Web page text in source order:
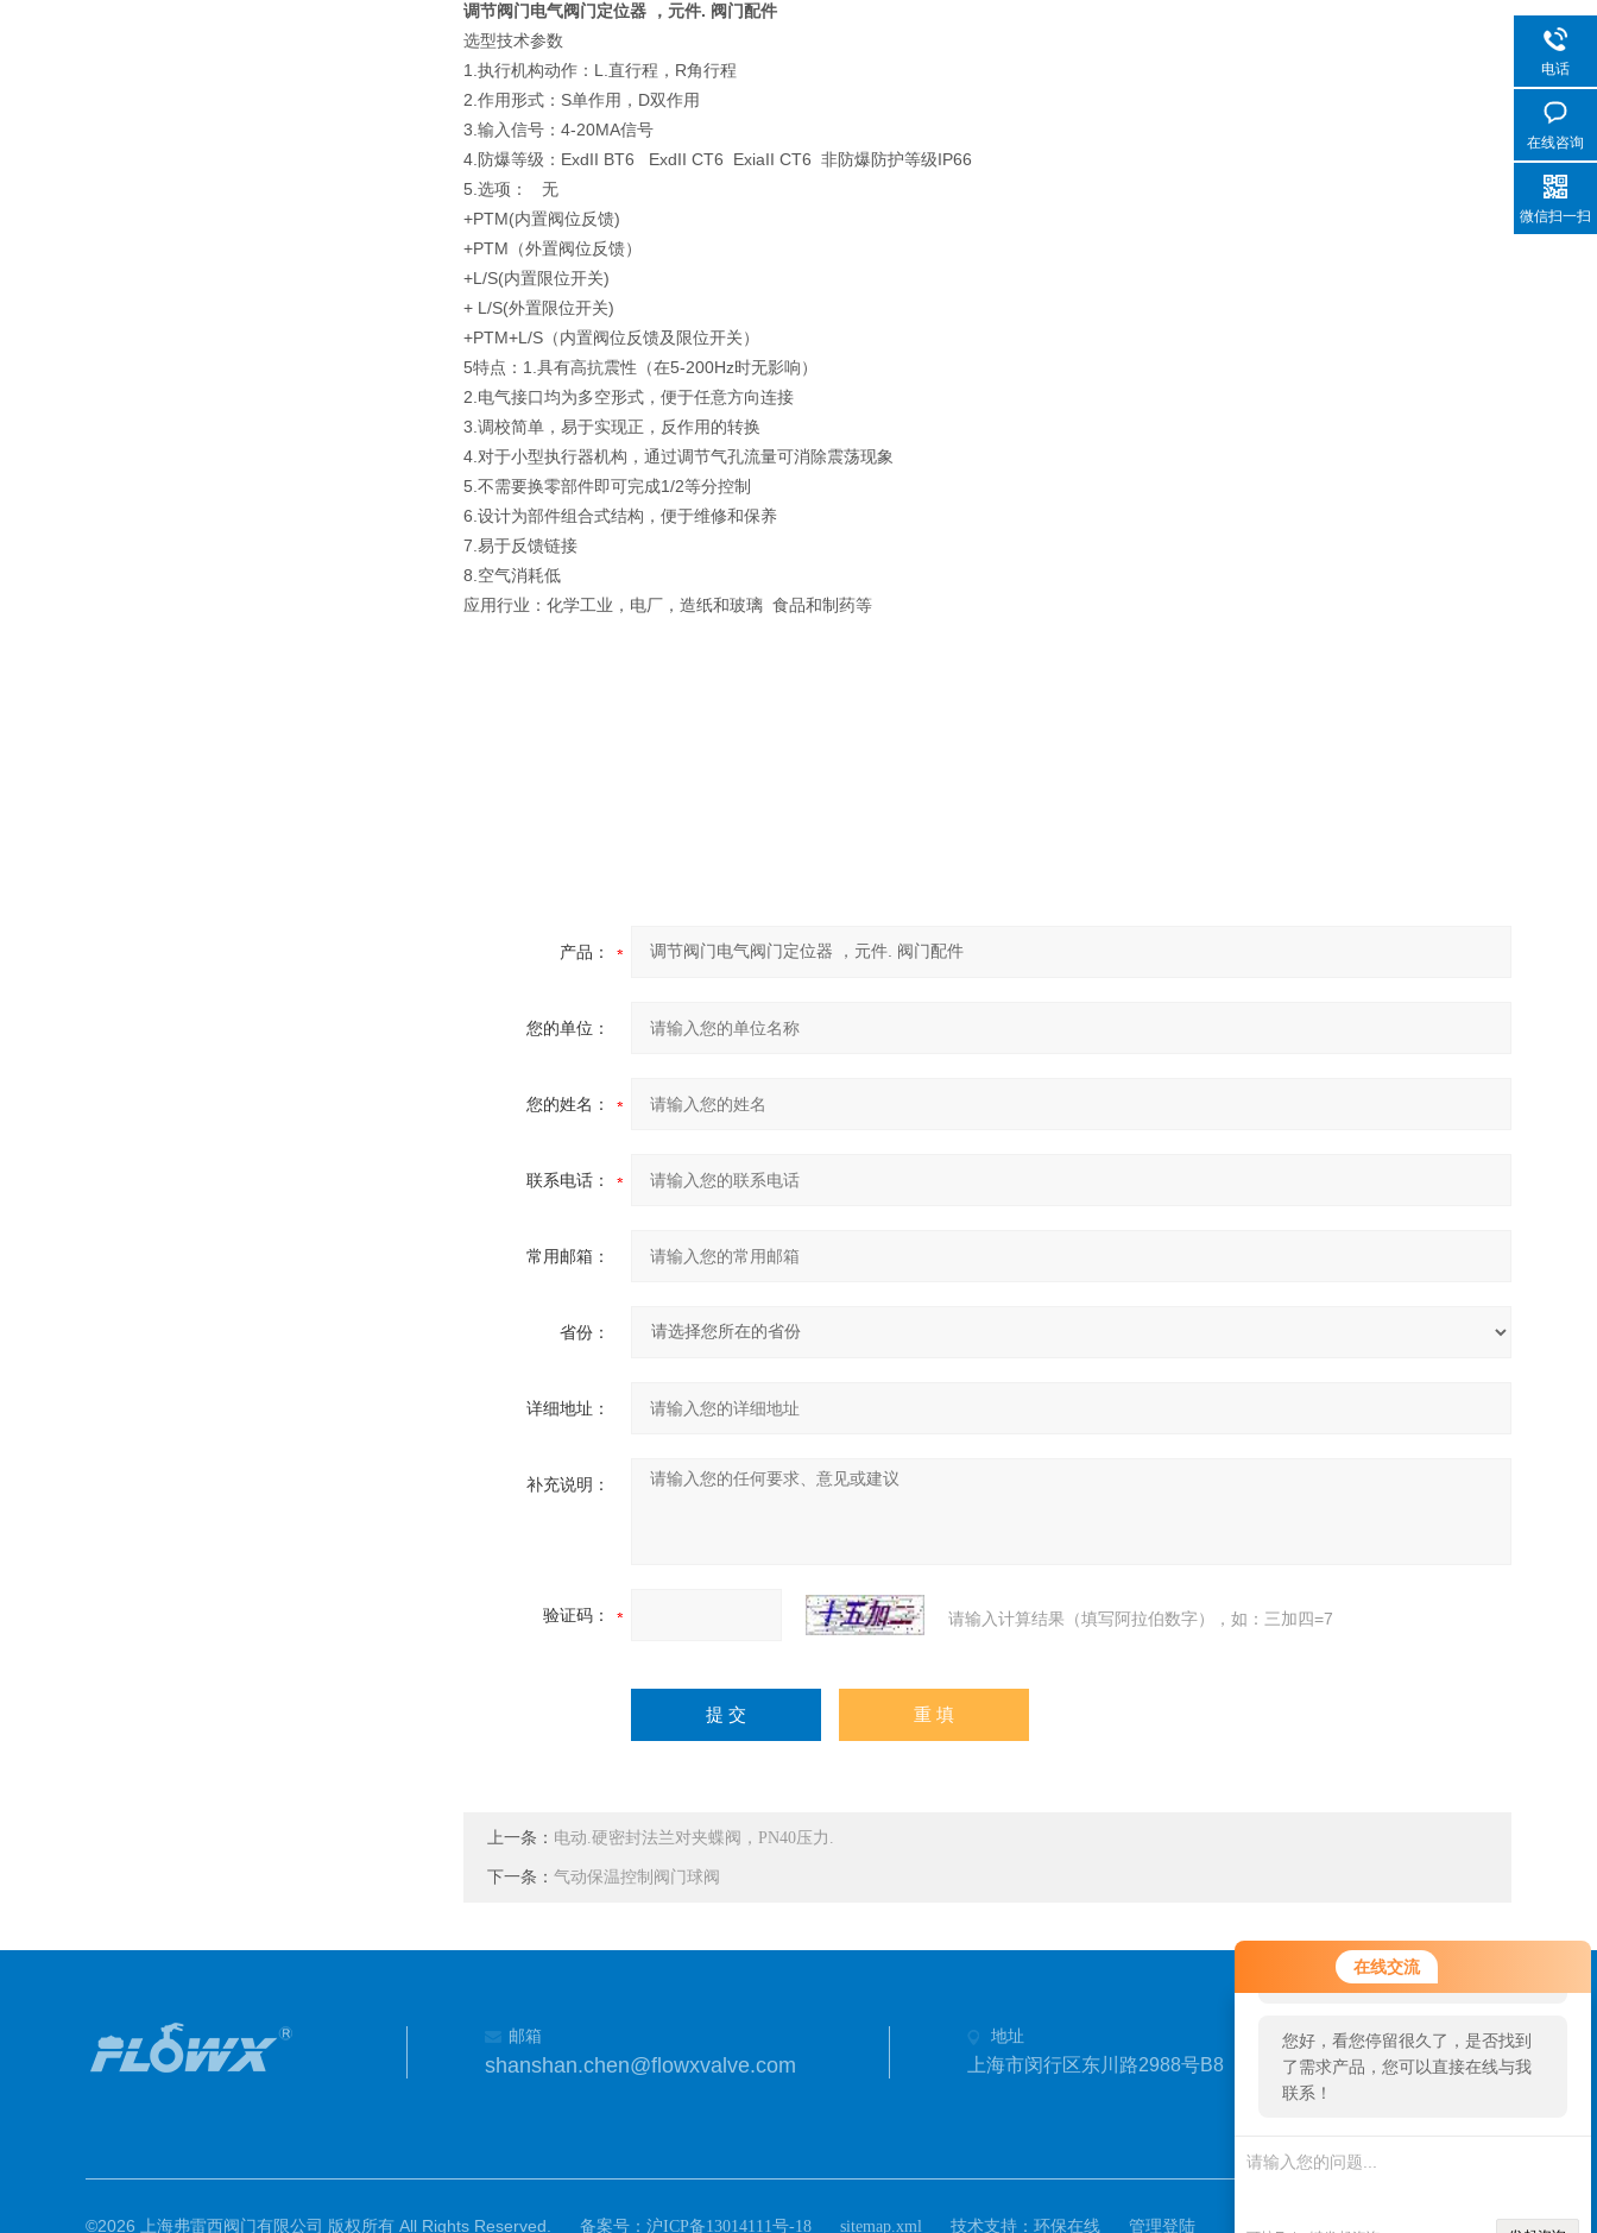
在线交流
您好！欢迎前来咨询，很高兴为您
服务，请问您要咨询什么问题呢？
您好，看您停留很久了，是否找到
了需求产品，您可以直接在线与我
联系！
调节阀门电气阀门定位器 ，元件. 阀门配件
选型技术参数
1.执行机构动作：L.直行程，R角行程
2.作用形式：S单作用，D双作用
3.输入信号：4-20MA信号
4.防爆等级：ExdII BT6   ExdII CT6  ExiaII CT6  非防爆防护等级IP66
5.选项：   无
+PTM(内置阀位反馈)
+PTM（外置阀位反馈）
+L/S(内置限位开关)
+ L/S(外置限位开关)
+PTM+L/S（内置阀位反馈及限位开关）
5特点：1.具有高抗震性（在5-200Hz时无影响）
2.电气接口均为多空形式，便于任意方向连接
3.调校简单，易于实现正，反作用的转换
4.对于小型执行器机构，通过调节气孔流量可消除震荡现象
5.不需要换零部件即可完成1/2等分控制
6.设计为部件组合式结构，便于维修和保养
7.易于反馈链接
8.空气消耗低
应用行业：化学工业，电厂，造纸和玻璃  食品和制药等
产品：
您的单位：
您的姓名：
联系电话：
常用邮箱：
省份：
详细地址：
补充说明：
验证码： 请输入计算结果（填写阿拉伯数字），如：三加四=7
上一条： 电动.硬密封法兰对夹蝶阀，PN40压力.
下一条： 气动保温控制阀门球阀
邮箱
shanshan.chen@flowxvalve.com
地址
上海市闵行区东川路2988号B8
©2026 上海弗雷西阀门有限公司 版权所有 All Rights Reserved. 备案号： 沪ICP备13014111号-18 sitemap.xml 技术支持： 环保在线 管理登陆
电话
在线咨询
微信扫一扫